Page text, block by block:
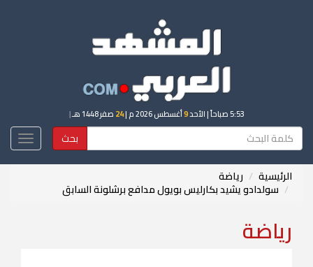
5:53 صباحاً | الأحد9أغسطس 2026 م | 24 صفر 1448 هـ |
بحث
الرئيسية رياضة
سولدادو يشيد بكارليس بويول مدافع برشلونة السابق
رياضة